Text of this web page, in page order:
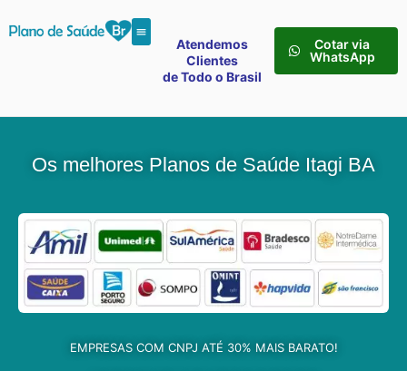
Atendemos
Clientes
de Todo o Brasil
Cotar via
WhatsApp
Os melhores Planos de Saúde Itagi BA
EMPRESAS COM CNPJ ATÉ 30% MAIS BARATO!